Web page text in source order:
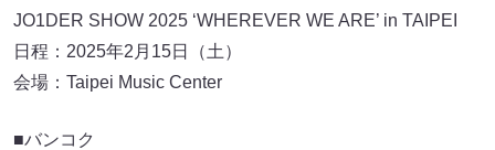
JO1DER SHOW 2025 ‘WHEREVER WE ARE’ in TAIPEI
日程：2025年2月15日（土）
会場：Taipei Music Center
■バンコク